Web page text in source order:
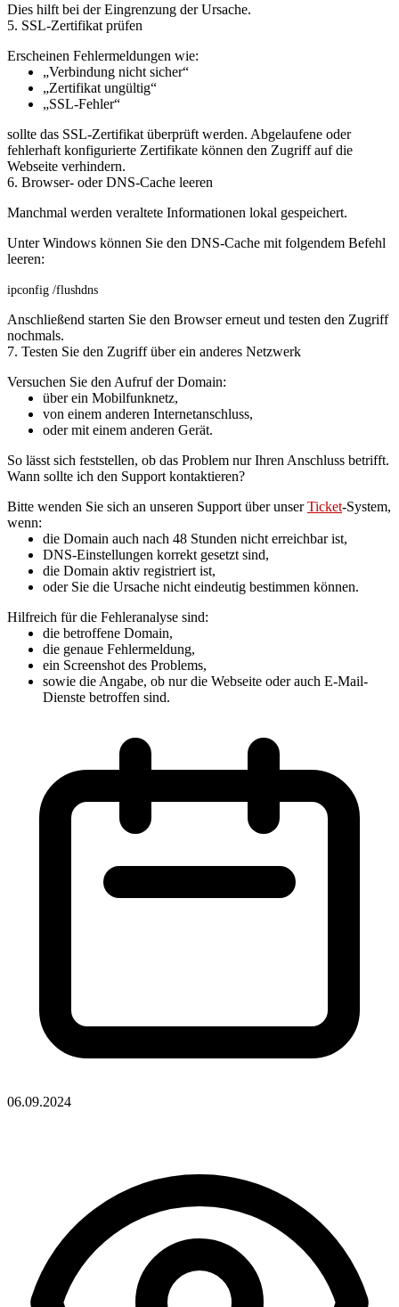
Dies hilft bei der Eingrenzung der Ursache.
5. SSL-Zertifikat prüfen
Erscheinen Fehlermeldungen wie:
„Verbindung nicht sicher“
„Zertifikat ungültig“
„SSL-Fehler“
sollte das SSL-Zertifikat überprüft werden. Abgelaufene oder
fehlerhaft konfigurierte Zertifikate können den Zugriff auf die
Webseite verhindern.
6. Browser- oder DNS-Cache leeren
Manchmal werden veraltete Informationen lokal gespeichert.
Unter Windows können Sie den DNS-Cache mit folgendem Befehl
leeren:
ipconfig /flushdns
Anschließend starten Sie den Browser erneut und testen den Zugriff
nochmals.
7. Testen Sie den Zugriff über ein anderes Netzwerk
Versuchen Sie den Aufruf der Domain:
über ein Mobilfunknetz,
von einem anderen Internetanschluss,
oder mit einem anderen Gerät.
So lässt sich feststellen, ob das Problem nur Ihren Anschluss betrifft.
Wann sollte ich den Support kontaktieren?
Bitte wenden Sie sich an unseren Support über unserTicket-System,
wenn:
die Domain auch nach 48 Stunden nicht erreichbar ist,
DNS-Einstellungen korrekt gesetzt sind,
die Domain aktiv registriert ist,
oder Sie die Ursache nicht eindeutig bestimmen können.
Hilfreich für die Fehleranalyse sind:
die betroffene Domain,
die genaue Fehlermeldung,
ein Screenshot des Problems,
sowie die Angabe, ob nur die Webseite oder auch E-Mail-
Dienste betroffen sind.
06.09.2024